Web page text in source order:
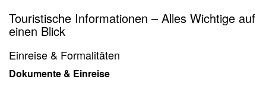
Touristische Informationen – Alles Wichtige auf
einen Blick
Einreise & Formalitäten
Dokumente & Einreise